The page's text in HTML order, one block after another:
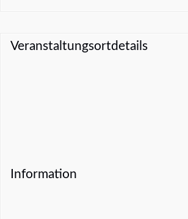
Veranstaltungsortdetails
Information